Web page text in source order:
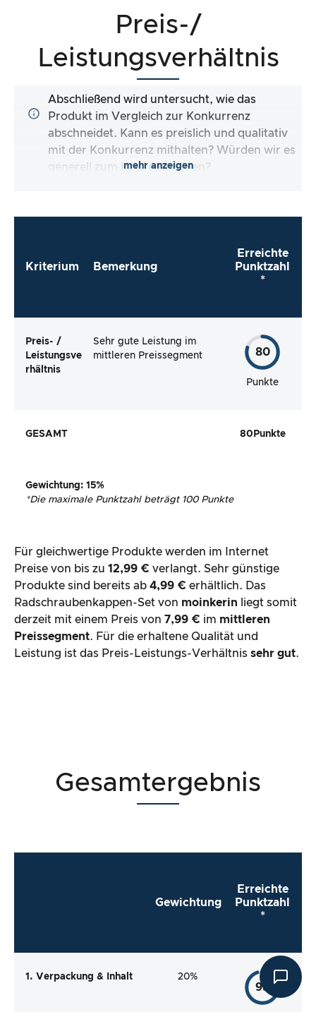
Preis-/
Leistungsverhältnis
Abschließend wird untersucht, wie das
Produkt im Vergleich zur Konkurrenz
abschneidet. Kann es preislich und qualitativ
mit der Konkurrenz mithalten? Würden wir es
generell zum Kauf empfehlen?
mehr anzeigen
Kriterium Bemerkung
Erreichte
Punktzahl
*
Preis- /
Leistungsve
rhältnis
Sehr gute Leistung im
mittleren Preissegment
80
Punkte
GESAMT 80 Punkte
Gewichtung: 15%
*Die maximale Punktzahl beträgt 100 Punkte
Für gleichwertige Produkte werden im Internet
Preise von bis zu 12,99 € verlangt. Sehr günstige
Produkte sind bereits ab 4,99 € erhältlich. Das
Radschraubenkappen-Set von moinkerin liegt somit
derzeit mit einem Preis von 7,99 € im mittleren
Preissegment. Für die erhaltene Qualität und
Leistung ist das Preis-Leistungs-Verhältnis sehr gut.
Gesamtergebnis
Gewichtung
Erreichte
Punktzahl
*
1. Verpackung & Inhalt 20%
95